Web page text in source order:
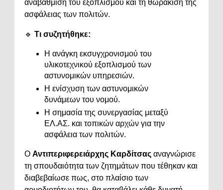
αναβάθμιση του εξοπλισμού και τη θωράκιση της
ασφάλειας των πολιτών.
🔹 Τι συζητήθηκε:
Η ανάγκη εκσυγχρονισμού του
υλικοτεχνικού εξοπλισμού των
αστυνομικών υπηρεσιών.
Η ενίσχυση των αστυνομικών
δυνάμεων του νομού.
Η σημασία της συνεργασίας μεταξύ
ΕΛ.ΑΣ. και τοπικών αρχών για την
ασφάλεια των πολιτών.
Ο Αντιπεριφερειάρχης Καρδίτσας αναγνώρισε
τη σπουδαιότητα των ζητημάτων που τέθηκαν και
διαβεβαίωσε πως, στο πλαίσιο των